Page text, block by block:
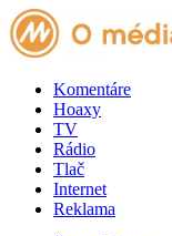
Komentáre
Hoaxy
TV
Rádio
Tlač
Internet
Reklama